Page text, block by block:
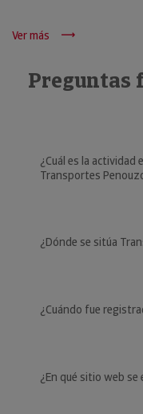
Ver más
Preguntas
¿Cuál es la actividad
Transportes
¿Dónde se sitúa
¿Cuándo fue
¿En qué sitio web se